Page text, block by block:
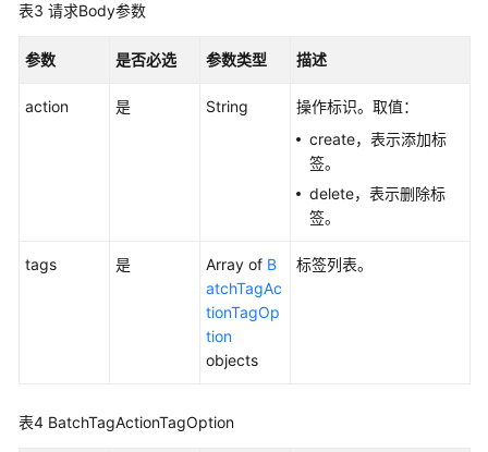
用
速
荐）
表3 请求Body参数
参数 是否必选 参数类型 描述
action 是 String
操作标识。取值：
create，表示添加标
签。
delete，表示删除标
签。
tags 是 Array of B
atchTagAc
tionTagOp
tion
objects
标签列表。
表4 BatchTagActionTagOption